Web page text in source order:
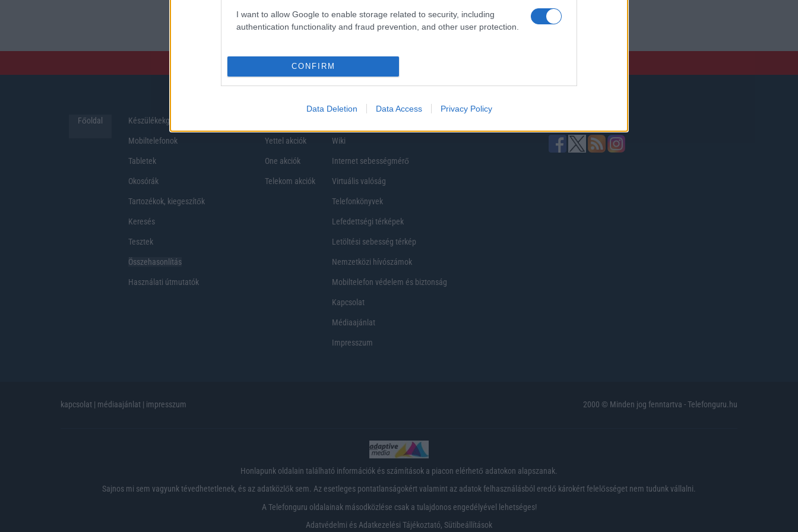
I want to allow Google to enable storage related to security, including
authentication functionality and fraud prevention, and other user protection.
CONFIRM
Data Deletion Data Access Privacy Policy
preferenciákkal rendelkezik, így a választásuk eltérhet. Azonban azok, akik számára fontos a nagyobb kijelző,
Főoldal Készülékekguru
Mobiltelefonok
Tabletek
Okosórák
Tartozékok, kiegeszítők
Keresés
Tesztek
Összehasonlítás
Használati útmutatók
Yettel akciók
One akciók
Telekom akciók
Wiki
Internet sebességmérő
Virtuális valóság
Telefonkönyvek
Lefedettségi térképek
Letöltési sebesség térkép
Nemzetközi hívószámok
Mobiltelefon védelem és biztonság
Kapcsolat
Médiaajánlat
Impresszum
kapcsolat | médiaajánlat | impresszum 2000 © Minden jog fenntartva - Telefonguru.hu
Honlapunk oldalain található információk és számítások a piacon elérhető adatokon alapszanak.
Sajnos mi sem vagyunk tévedhetetlenek, és az adatközlők sem. Az esetleges pontatlanságokért valamint az adatok felhasználásból eredő károkért felelősséget nem tudunk vállalni.
A Telefonguru oldalainak másodközlése csak a tulajdonos engedélyével lehetséges!
Adatvédelmi és Adatkezelési Tájékoztató, Sütibeállítások